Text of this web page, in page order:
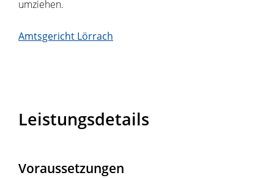
umziehen.
Amtsgericht Lörrach
Leistungsdetails
Voraussetzungen